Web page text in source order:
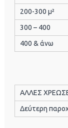
200-300 μ²
300 – 400
400 & άνω
ΑΛΛΕΣ
Δεύτερη